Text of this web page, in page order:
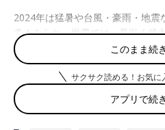
2024年は猛暑や台風・豪雨・地
多くみられ、世界では、長引く武
が話題に。7月には国際的なスポー
アスリートの活躍が注目されまし
そのような2024年（1～9月）に生
の子は「碧」（主な読み「あお」
このまま続
サクサク読める！お気
アプリで続